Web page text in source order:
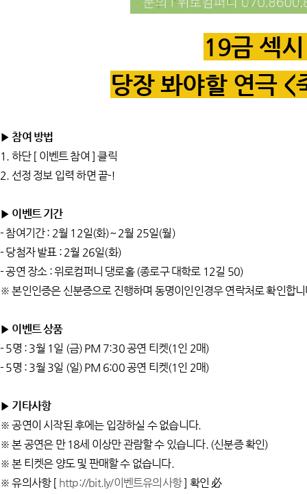
19금 섹
당장 봐야할 연극
▶ 참여 방법
1. 하단 [ 이벤트 참여 ] 클릭
2. 선정 정보 입력 하면 끝-!
▶ 이벤트 기간
- 참여기간 : 2월 12일(화)~ 2월 25일(월)
- 당첨자 발표 : 2월 26일(화)
- 공연 장소 : 위로컴퍼니 댕로홀 (종로구 대학로 12길 50)
※ 본인인증은 신분증으로 진행하며 동명이인인경우 연락처로 확인합
▶ 이벤트 상품
- 5명 : 3월 1일 (금) PM 7:30 공연 티켓(1인 2매)
- 5명 : 3월 3일 (일) PM 6:00 공연 티켓(1인 2매)
▶ 기타사항
※ 공연이 시작된 후에는 입장하실 수 없습니다.
※ 본 공연은 만 18세 이상만 관람할 수 있습니다. (신분증 확인)
※ 본 티켓은 양도 및 판매할 수 없습니다.
※ 유의사항 [ http://bit.ly/이벤트유의사항] 확인 必